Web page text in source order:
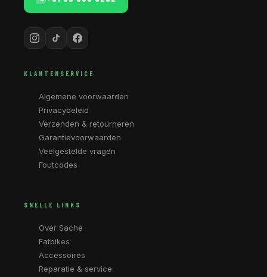
KLANTENSERVICE
Algemene voorwaarden
Privacybeleid
Verzenden & retourneren
Garantievoorwaarden
Veelgestelde vragen
Foutcodes
SNELLE LINKS
Over Sache
Fatbikes
Accessoires
Reparatie & service